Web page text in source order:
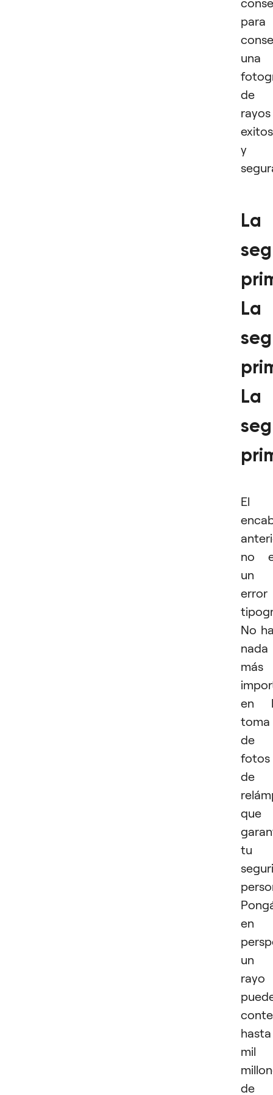
para
una
de
rayos
y
La
La
La
El
no
un
error
No
nada
más
en
toma
de
fotos
de
que
tu
en
un
rayo
hasta
mil
de